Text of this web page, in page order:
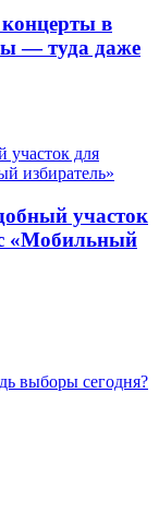
в
— туда даже
участок
«Мобильный
выборы сегодня?